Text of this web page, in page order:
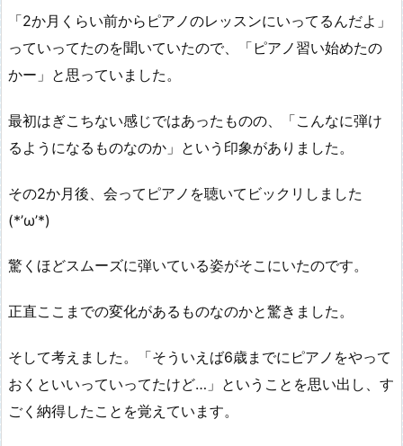
「2か月くらい前からピアノのレッスンにいってるんだよ」
っていってたのを聞いていたので、「ピアノ習い始めたの
かー」と思っていました。
最初はぎこちない感じではあったものの、「こんなに弾け
るようになるものなのか」という印象がありました。
その2か月後、会ってピアノを聴いてビックリしました
(*’ω’*)
驚くほどスムーズに弾いている姿がそこにいたのです。
正直ここまでの変化があるものなのかと驚きました。
そして考えました。「そういえば6歳までにピアノをやって
おくといいっていってたけど…」ということを思い出し、す
ごく納得したことを覚えています。